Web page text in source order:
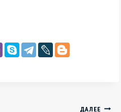
ДАЛЕЕ